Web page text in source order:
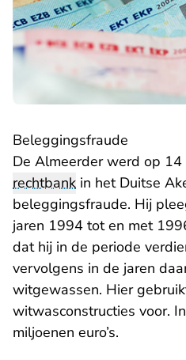
Beleggingsfraude
De Almeerder werd op
rechtbank in het Duitse
beleggingsfraude. Hij
jaren 1994 tot en met
dat hij in de periode
vervolgens in de jaren
witgewassen. Hier
witwasconstructies voor.
miljoenen euro’s.